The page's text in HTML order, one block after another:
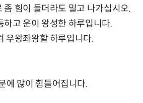
좀 힘이 들더라도 밀고 나가십시오.
고 운이 왕성한 하루입니다.
우왕좌왕할 하루입니다.
에 많이 힘들어집니다.